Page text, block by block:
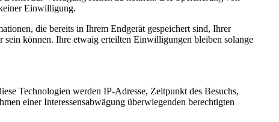
Einwilligung.
die bereits in Ihrem Endgerät gespeichert sind, Ihrer
können. Ihre etwaig erteilten Einwilligungen bleiben solange
Technologien werden IP-Adresse, Zeitpunkt des Besuchs,
einer Interessensabwägung überwiegenden berechtigten